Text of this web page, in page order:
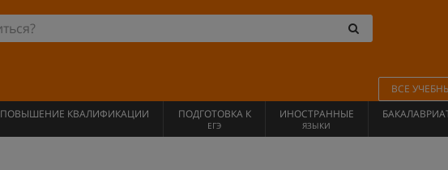
ВСЕ
ПОВЫШЕНИЕ КВАЛИФИКАЦИИ ПОДГОТОВКА К
ЕГЭ
ИНОСТРАННЫЕ
ЯЗЫКИ